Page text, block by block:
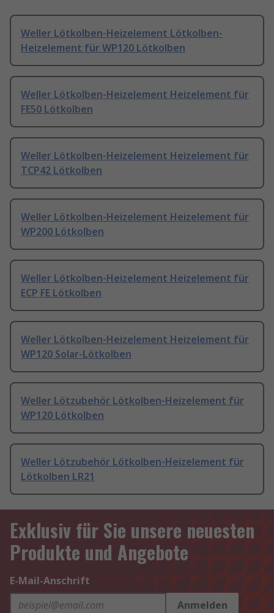
Weller Lötkolben-Heizelement Lötkolben-
Heizelement für WP120 Lötkolben
Weller Lötkolben-Heizelement Heizelement für
FE50 Lötkolben
Weller Lötkolben-Heizelement Heizelement für
TCP42 Lötkolben
Weller Lötkolben-Heizelement Heizelement für
WP200 Lötkolben
Weller Lötkolben-Heizelement Heizelement für
ECP FE Lötkolben
Weller Lötkolben-Heizelement Heizelement für
WP120 Solar-Lötkolben
Weller Lötzubehör Lötkolben-Heizelement für
WP120 Lötkolben
Weller Lötzubehör Lötkolben-Heizelement für
Lötkolben LR21
Exklusiv für Sie unsere neuesten
Produkte und Angebote
E-Mail-Anschrift
Anmelden